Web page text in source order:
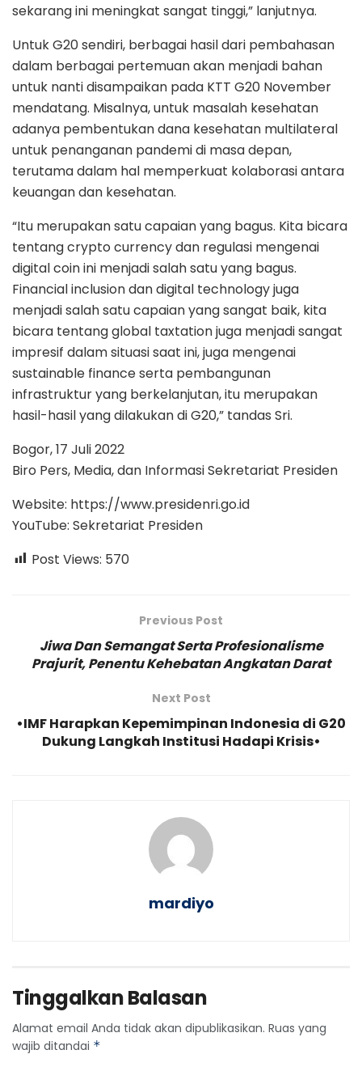
sekarang ini meningkat sangat tinggi,” lanjutnya.
Untuk G20 sendiri, berbagai hasil dari pembahasan
dalam berbagai pertemuan akan menjadi bahan
untuk nanti disampaikan pada KTT G20 November
mendatang. Misalnya, untuk masalah kesehatan
adanya pembentukan dana kesehatan multilateral
untuk penanganan pandemi di masa depan,
terutama dalam hal memperkuat kolaborasi antara
keuangan dan kesehatan.
“Itu merupakan satu capaian yang bagus. Kita bicara
tentang crypto currency dan regulasi mengenai
digital coin ini menjadi salah satu yang bagus.
Financial inclusion dan digital technology juga
menjadi salah satu capaian yang sangat baik, kita
bicara tentang global taxtation juga menjadi sangat
impresif dalam situasi saat ini, juga mengenai
sustainable finance serta pembangunan
infrastruktur yang berkelanjutan, itu merupakan
hasil-hasil yang dilakukan di G20,” tandas Sri.
Bogor, 17 Juli 2022
Biro Pers, Media, dan Informasi Sekretariat Presiden
Website: https://www.presidenri.go.id
YouTube: Sekretariat Presiden
Post Views: 570
Previous Post
Jiwa Dan Semangat Serta Profesionalisme
Prajurit, Penentu Kehebatan Angkatan Darat
Next Post
•IMF Harapkan Kepemimpinan Indonesia di G20
Dukung Langkah Institusi Hadapi Krisis•
mardiyo
Tinggalkan Balasan
Alamat email Anda tidak akan dipublikasikan. Ruas yang
wajib ditandai *